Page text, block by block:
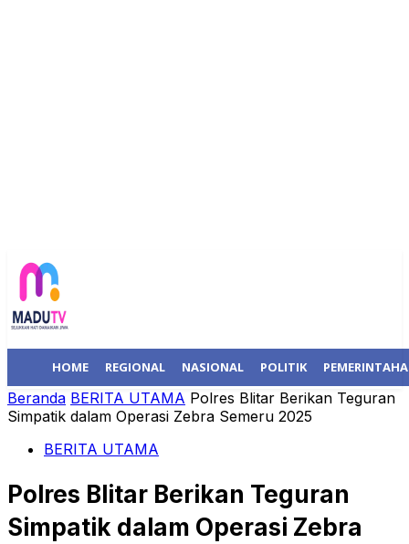
HOME REGIONAL NASIONAL POLITIK
Beranda BERITA UTAMA Polres Blitar Berikan Teguran
Simpatik dalam Operasi Zebra Semeru 2025
BERITA UTAMA
Polres Blitar Berikan Teguran
Simpatik dalam Operasi Zebra